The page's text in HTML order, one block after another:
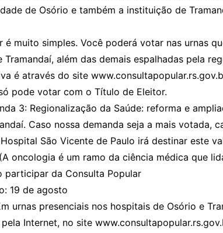
de Osório e também a instituição de
é muito simples. Você poderá votar nas urnas
Tramandaí, além das demais espalhadas pela
é através do site
pode votar com o Título de Eleitor.
3: Regionalização da Saúde: reforma e
Caso nossa demanda seja a mais votada,
São Vicente de Paulo irá destinar este
oncologia é um ramo da ciência médica que
participar da Consulta Popular
19 de agosto
urnas presenciais nos hospitais de Osório e
Internet, no site